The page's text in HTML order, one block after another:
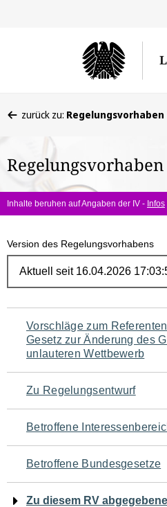
befinden
hier:
zurück zu: Regelungsvorhaben
Regelungsvorhaben
Inhalte beruhen auf Angaben der IV - Infos
Version des Regelungsvorhabens
Navigation
für
den
Seiteninhalt
Vorschläge zum
Gesetz zur Änderung des
unlauteren Wettbewerb
Zu Regelungsentwurf
Betroffene
Betroffene Bundesgesetze
Zu diesem RV